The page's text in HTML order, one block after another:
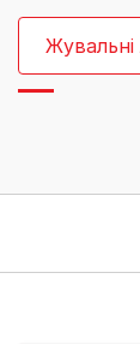
Жувальні